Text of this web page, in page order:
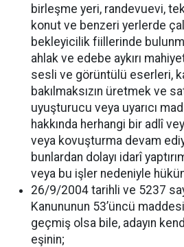
birleşme yeri, randevuevi,
konut ve benzeri yerlerde
bekleyicilik fiillerinde
ahlak ve edebe aykırı
sesli ve görüntülü eserleri,
bakılmaksızın üretmek ve
uyuşturucu veya uyarıcı
hakkında herhangi bir adlî
veya kovuşturma devam
bunlardan dolayı idarî
veya bu işler nedeniyle
26/9/2004 tarihli ve 5237
Kanununun 53’üncü
geçmiş olsa bile, adayın
eşinin;